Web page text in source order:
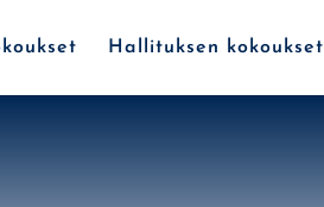
Hallituksen kokoukset